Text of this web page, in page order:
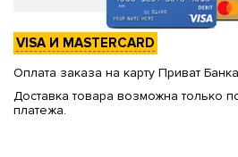
VISA И MASTERCARD
Оплата заказа на карту Приват
Доставка товара возможна только
платежа.